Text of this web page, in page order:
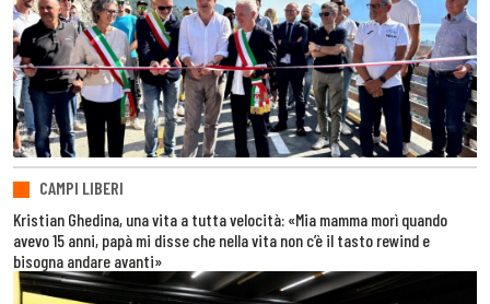
CAMPI LIBERI
Kristian Ghedina, una vita a tutta velocità: «Mia mamma morì quando
avevo 15 anni, papà mi disse che nella vita non c’è il tasto rewind e
bisogna andare avanti»